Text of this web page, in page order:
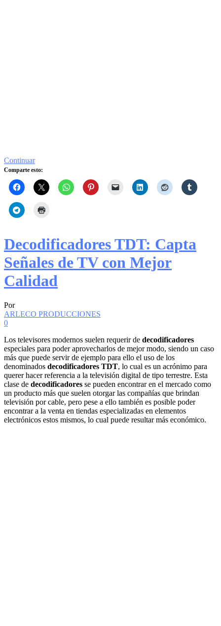
Continuar
Comparte esto:
Decodificadores TDT: Capta
Señales de TV con Mejor
Calidad
Por
ARLECO PRODUCCIONES
0
Los televisores modernos suelen requerir de decodificadores
especiales para poder aprovecharlos de mejor modo, siendo un caso
más que puede servir de ejemplo para ello el uso de los
denominados decodificadores TDT, lo cual es un acrónimo para
querer hacer referencia a la televisión digital de tipo terrestre. Esta
clase de decodificadores se pueden encontrar en el mercado como
un producto más que suelen otorgar las compañías que brindan
televisión por cable, pero pese a ello también es posible poder
encontrar a la venta en tiendas especializadas en elementos
electrónicos estos mismos, lo cual puede resultar más económico.